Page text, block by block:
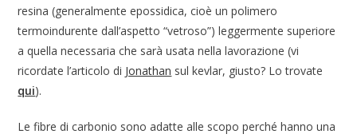
resina (generalmente epossidica, cioè un polimero
termoindurente dall’aspetto “vetroso”) leggermente superiore
a quella necessaria che sarà usata nella lavorazione (vi
ricordate l’articolo di Jonathan sul kevlar, giusto? Lo trovate
qui).
Le fibre di carbonio sono adatte alle scopo perché hanno una